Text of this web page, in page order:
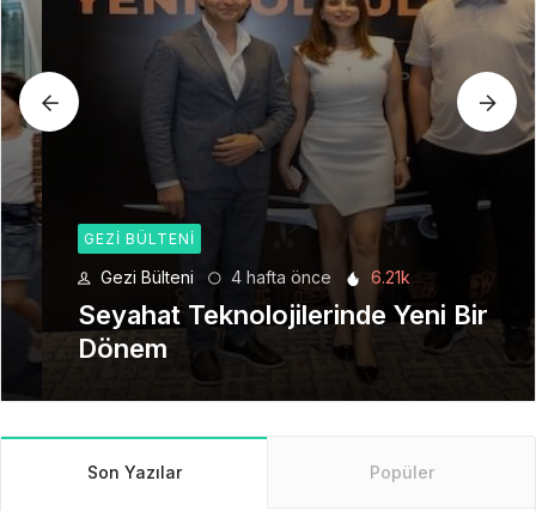
GEZI BÜLTENI
Gezi Bülteni 4 hafta önce 6.21k
Seyahat Teknolojilerinde Yeni Bir
Dönem
Son Yazılar Popüler